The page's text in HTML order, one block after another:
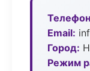
Email:
Город:
Режим